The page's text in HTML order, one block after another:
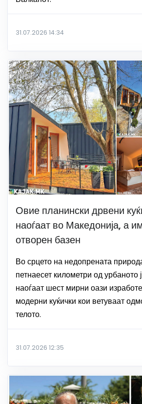
31.07.2026 14:34
Овие планински дрвени
наоѓаат во Македонија, а
отворен базен
Во срцето на недопрената
петнаесет километри од урбаното
наоѓаат шест мирни оази
модерни куќички кои ветуваат
телото.
31.07.2026 12:35